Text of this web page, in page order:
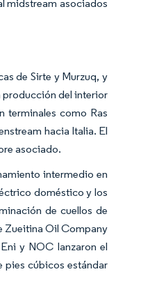
midstream asociados
de Sirte y Murzuq, y
producción del interior
terminales como Ras
hacia Italia. El
asociado.
intermedio en
doméstico y los
de cuellos de
Zueitina Oil Company
y NOC lanzaron el
pies cúbicos estándar